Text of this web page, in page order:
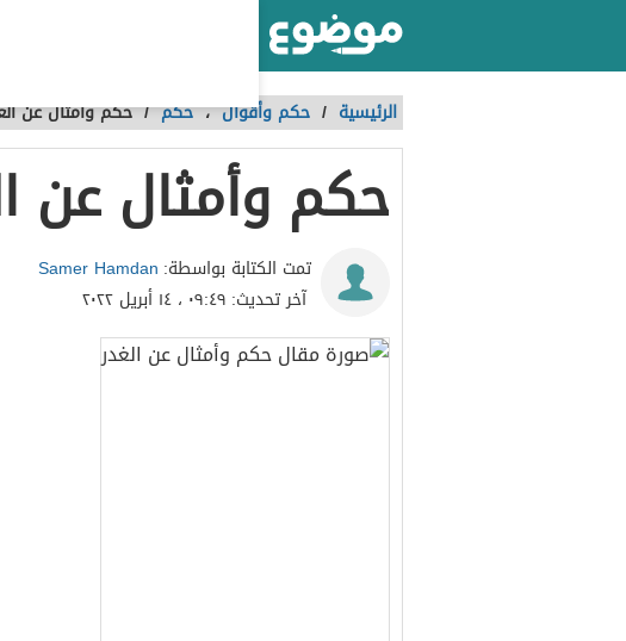
الرئيسية / حكم وأقوال،حكم /حكم وأمثال عن
حكم وأمثال عن
تمت الكتابة بواسطة: Samer Hamdan
آخر تحديث: ٠٩:٤٩ ، ١٤ أبريل ٢٠٢٢